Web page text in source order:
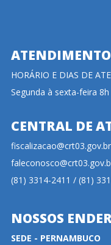
HORÁRIO E DIAS DE
Segunda à sexta-feira 8h
CENTRAL DE
fiscalizacao@crt03.gov.br
(81) 3314-2411 / (81)
NOSSOS
SEDE - PERNAMBUCO